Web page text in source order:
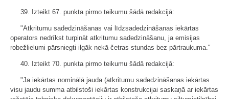
39. Izteikt 67. punkta pirmo teikumu šādā redakcijā:
"Atkritumu sadedzināšanas vai līdzsadedzināšanas iekārtas
operators nedrīkst turpināt atkritumu sadedzināšanu, ja emisijas
robežlielumi pārsniegti ilgāk nekā četras stundas bez pārtraukuma."
40. Izteikt 70. punkta pirmo teikumu šādā redakcijā:
"Ja iekārtas nominālā jauda (atkritumu sadedzināšanas iekārtas
visu jaudu summa atbilstoši iekārtas konstrukcijai saskaņā ar iekārtas